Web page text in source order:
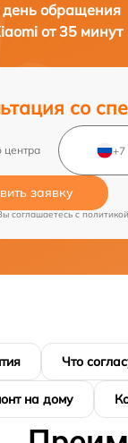
день обращения
от 35 минут
со
центра
заявку
соглашаетесь c
Что
на дому